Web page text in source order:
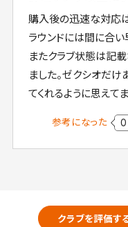
購入後の迅速な対応
ラウンドには間に合い
またクラブ状態は記
ました。ゼクシオだけ
てくれるように思えて
参考になった 0
クラブを評価す